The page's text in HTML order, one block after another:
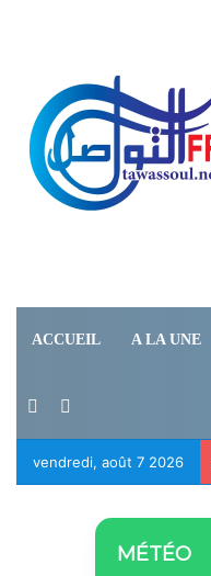
ACCUEIL A LA UNE
Switch skin
vendredi, août 7 2026
MÉTÉO